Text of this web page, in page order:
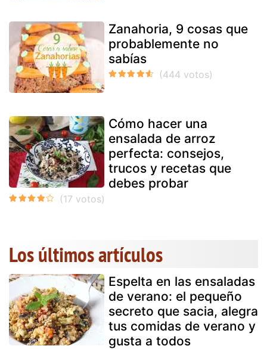
Zanahoria, 9 cosas que
probablemente no
sabías
Cómo hacer una
ensalada de arroz
perfecta: consejos,
trucos y recetas que
debes probar
Los últimos artículos
Espelta en las ensaladas
de verano: el pequeño
secreto que sacia, alegra
tus comidas de verano y
gusta a todos